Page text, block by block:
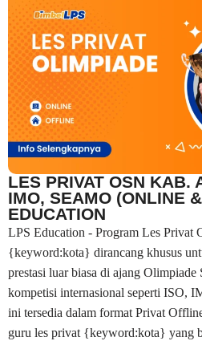
LES PRIVAT OSN KAB.
IMO, SEAMO (ONLINE
EDUCATION
LPS Education - Program Les Privat
{keyword:kota} dirancang khusus
prestasi luar biasa di ajang Olimpiade
kompetisi internasional seperti ISO,
ini tersedia dalam format Privat
guru les privat {keyword:kota} yang